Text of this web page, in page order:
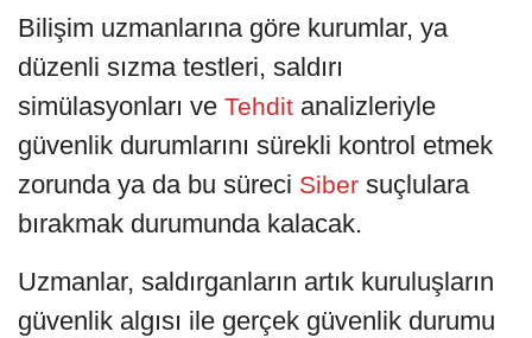
Bilişim uzmanlarına göre kurumlar, ya
düzenli sızma testleri, saldırı
simülasyonları ve Tehdit analizleriyle
güvenlik durumlarını sürekli kontrol etmek
zorunda ya da bu süreci Siber suçlulara
bırakmak durumunda kalacak.
Uzmanlar, saldırganların artık kuruluşların
güvenlik algısı ile gerçek güvenlik durumu